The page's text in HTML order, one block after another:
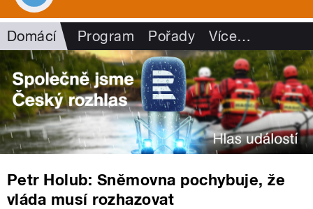
Domácí Program Pořady Více…
Petr Holub: Sněmovna pochybuje, že
vláda musí rozhazovat